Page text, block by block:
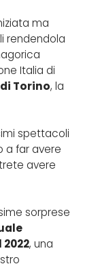
ma
rendendola
Italia di
Torino, la
spettacoli
a far avere
avere
sorprese
, una